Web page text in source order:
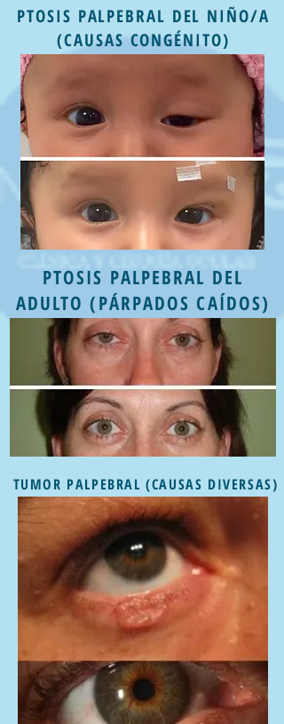
PTOSIS PALPEBRAL DEL NIÑO/A
(CAUSAS CONGÉNITO)
PTOSIS PALPEBRAL DEL
ADULTO (PÁRPADOS CAÍDOS)
TUMOR PALPEBRAL (CAUSAS DIVERSAS)